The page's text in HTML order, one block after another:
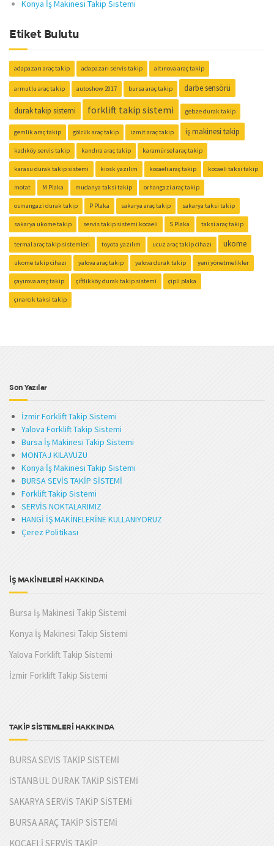
Konya İş Makinesi Takip Sistemi
Etiket Bulutu
adapazarı araç takip adapazarı servis takip altınova araç takip
armutlu araç takip autoshow 2017 bursa araç takip darbe sensörü
durak takip sistemi forklift takip sistemi gebze durak takip
gemlik araç takip gölcük araç takip izmit araç takip iş makinesi takip
kadıköy servis takip kandıra araç takip karamürsel araç takip
karasu durak takip sistemi kiosk yazılım kocaeli araç takip kocaeli taksi takip
motat M Plaka mudanya taksi takip orhangazi araç takip
osmangazi durak takip P Plaka sakarya araç takip sakarya taksi takip
sakarya ukome takip servis takip sistemi kocaeli S Plaka taksi araç takip
termal araç takip sistemleri toyota yazılım ucuz araç takip cihazı ukome
ukome takip cihazı yalova araç takip yalova durak takip yeni yönetmelikler
çayırova araç takip çiftlikköy durak takip sistemi çipli plaka
çınarcık taksi takip
Son Yazılar
İzmir Forklift Takip Sistemi
Yalova Forklift Takip Sistemi
Bursa İş Makinesi Takip Sistemi
MONTAJ KILAVUZU
Konya İş Makinesi Takip Sistemi
BURSA SEVİS TAKİP SİSTEMİ
Forklift Takip Sistemi
SERVİS NOKTALARIMIZ
HANGİ İŞ MAKİNELERİNE KULLANIYORUZ
Çerez Politikası
İŞ MAKİNELERİ HAKKINDA
Bursa İş Makinesi Takip Sistemi
Konya İş Makinesi Takip Sistemi
Yalova Forklift Takip Sistemi
İzmir Forklift Takip Sistemi
TAKİP SİSTEMLERİ HAKKINDA
BURSA SEVİS TAKİP SİSTEMİ
İSTANBUL DURAK TAKİP SİSTEMİ
SAKARYA SERVİS TAKİP SİSTEMİ
BURSA ARAÇ TAKİP SİSTEMİ
KOCAELİ SERVİS TAKİP